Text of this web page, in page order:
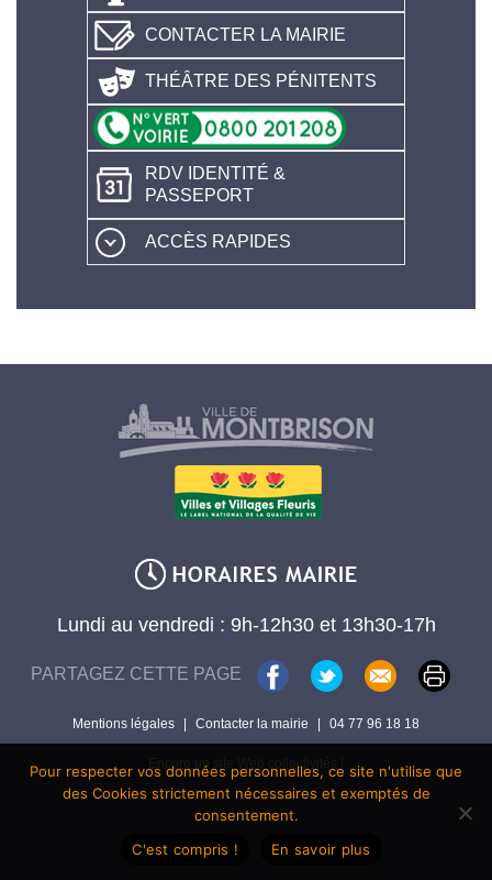
CONTACTER LA MAIRIE
THÉÂTRE DES PÉNITENTS
RDV IDENTITÉ &
PASSEPORT
ACCÈS RAPIDES
Lundi au vendredi : 9h-12h30 et 13h30-17h
PARTAGEZ CETTE PAGE
Mentions légales Contacter la mairie 04 77 96 18 18
Encore un site Web collectivités !
Pour respecter vos données personnelles, ce site n'utilise que
des Cookies strictement nécessaires et exemptés de
consentement.
C'est compris !
En savoir plus